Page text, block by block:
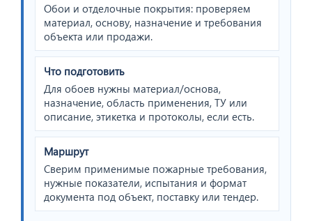
Обои и отделочные покрытия: проверяем
материал, основу, назначение и требования
объекта или продажи.
Что подготовить
Для обоев нужны материал/основа,
назначение, область применения, ТУ или
описание, этикетка и протоколы, если есть.
Маршрут
Сверим применимые пожарные требования,
нужные показатели, испытания и формат
документа под объект, поставку или тендер.